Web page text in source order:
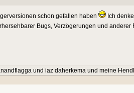
schon gefallen haben
Ich
Bugs, Verzögerungen und anderer
und iaz daherkema und meine